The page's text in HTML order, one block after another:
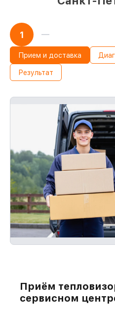
1
Прием и доставка
Результат
Приём
сервисном